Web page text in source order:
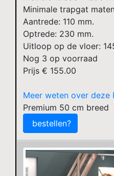
Minimale trapgat
Aantrede: 110 mm.
Optrede: 230 mm.
Uitloop op de vloer:
Nog 3 op voorraad
Prijs € 155.00
Meer weten over deze
Premium 50 cm breed